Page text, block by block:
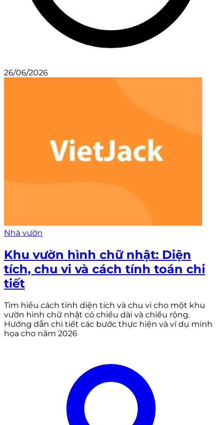
26/06/2026
Nhà vườn
Khu vườn hình chữ nhật: Diện
tích, chu vi và cách tính toán chi
tiết
Tìm hiểu cách tính diện tích và chu vi cho một khu
vườn hình chữ nhật có chiều dài và chiều rộng.
Hướng dẫn chi tiết các bước thực hiện và ví dụ minh
họa cho năm 2026